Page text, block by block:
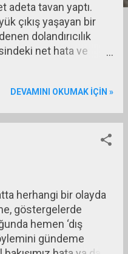
adeta tavan yaptı.
çıkış yaşayan bir
dolandırıcılık
net hata ve
fazla vermişti. Bu
paralar, zaman
getirilip hesaplara
söz konusu yılın cari
ötesinde bir şeyler
olmaya gerek
bilerek, isteyerek
edildi. Oysa bu
DEVAMINI OKUMAK IÇIN »
herhangi bir olayda
göstergelerde
hemen ‘dış
gündeme